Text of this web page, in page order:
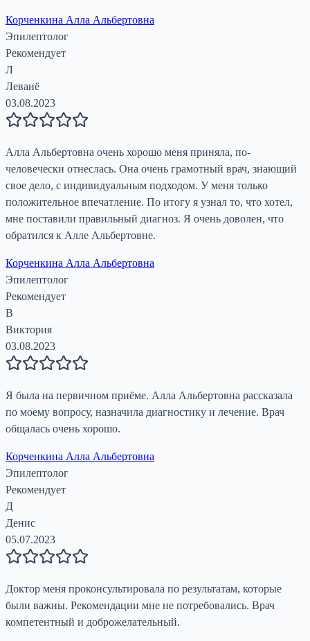
Корченкина Алла Альбертовна
Эпилептолог
Рекомендует
Л
Леванё
03.08.2023
Алла Альбертовна очень хорошо меня приняла, по-
человечески отнеслась. Она очень грамотный врач, знающий
свое дело, с индивидуальным подходом. У меня только
положительное впечатление. По итогу я узнал то, что хотел,
мне поставили правильный диагноз. Я очень доволен, что
обратился к Алле Альбертовне.
Корченкина Алла Альбертовна
Эпилептолог
Рекомендует
В
Виктория
03.08.2023
Я была на первичном приёме. Алла Альбертовна рассказала
по моему вопросу, назначила диагностику и лечение. Врач
общалась очень хорошо.
Корченкина Алла Альбертовна
Эпилептолог
Рекомендует
Д
Денис
05.07.2023
Доктор меня проконсультировала по результатам, которые
были важны. Рекомендации мне не потребовались. Врач
компетентный и доброжелательный.